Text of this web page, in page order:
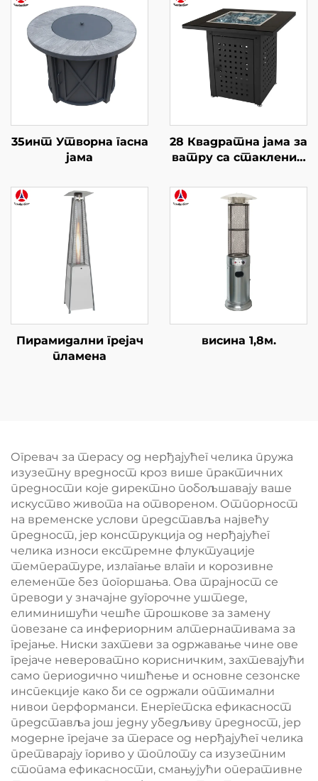
35инт Утворна гасна
јама
28 Квадратна јама за
ватру са стакленим
Пирамидални грејач
пламена
висина 1,8м.
Огревач за терасу од нерђајућег челика пружа
изузетну вредност кроз више практичних
предности које директно побољшавају ваше
искуство живота на отвореном. Отпорност
на временске услови представља највећу
предност, јер конструкција од нерђајућег
челика износи екстремне флуктуације
температуре, излагање влаги и корозивне
елементе без погоршања. Ова трајност се
преводи у значајне дугорочне уштеде,
елиминишући чешће трошкове за замену
повезане са инфериорним алтернативама за
грејање. Ниски захтеви за одржавање чине ове
грејаче невероватно корисничким, захтевајући
само периодично чишћење и основне сезонске
инспекције како би се одржали оптимални
нивои перформанси. Енергетска ефикасност
представља још једну убедљиву предност, јер
модерне грејаче за терасе од нерђајућег челика
претварају гориво у топлоту са изузетним
стопама ефикасности, смањујући оперативне